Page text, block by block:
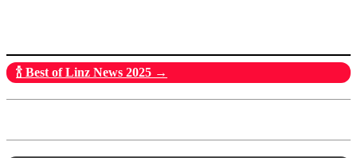
🍾 Best of Linz News 2025 →